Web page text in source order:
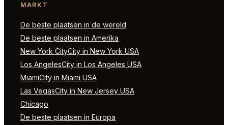
MARKT
De beste plaatsen in de wereld
De beste plaatsen in Amerika
New York CityCity in New York USA
Los AngelesCity in Los Angeles USA
MiamiCity in Miami USA
Las VegasCity in New Jersey USA
Chicago
De beste plaatsen in Europa